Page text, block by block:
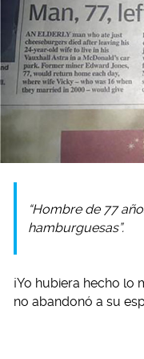
“Hombre de 77
hamburguesas”.
¡Yo hubiera hecho lo
no abandonó a su